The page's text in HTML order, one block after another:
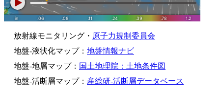
放射線モニタリング・ 原子力規制委員会
地盤-液状化マップ： 地盤情報ナビ
地盤-地層マップ： 国土地理院：土地条件図
地盤-活断層マップ： 産総研-活断層データベース